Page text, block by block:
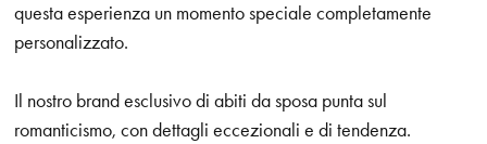
questa esperienza un momento speciale completamente
personalizzato.
Il nostro brand esclusivo di abiti da sposa punta sul
romanticismo, con dettagli eccezionali e di tendenza.